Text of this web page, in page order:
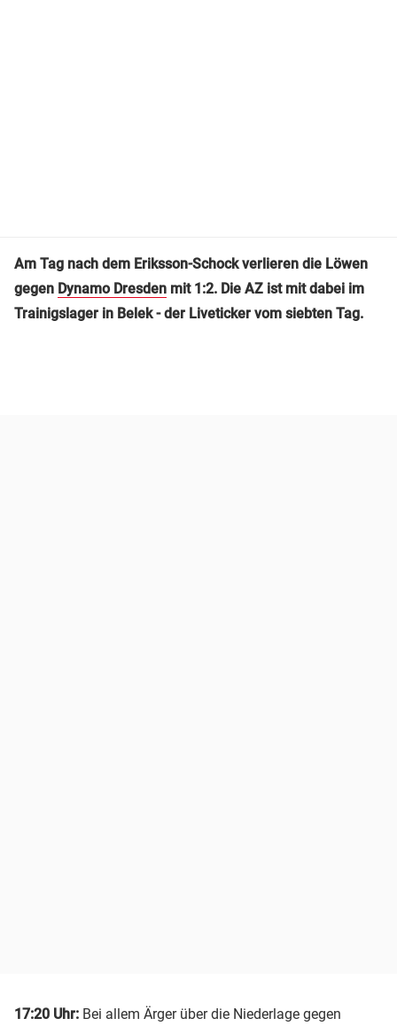
Am Tag nach dem Eriksson-Schock verlieren die Löwen
gegen Dynamo Dresden mit 1:2. Die AZ ist mit dabei im
Trainigslager in Belek - der Liveticker vom siebten Tag.
17:20 Uhr: Bei allem Ärger über die Niederlage gegen